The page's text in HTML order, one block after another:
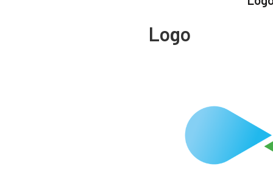
Logo